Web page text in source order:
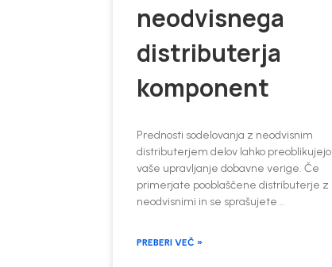
neodvisnega
distributerja
komponent
Prednosti sodelovanja z neodvisnim
distributerjem delov lahko preoblikujejo
vaše upravljanje dobavne verige. Če
primerjate pooblaščene distributerje z
neodvisnimi in se sprašujete ..
PREBERI VEČ »